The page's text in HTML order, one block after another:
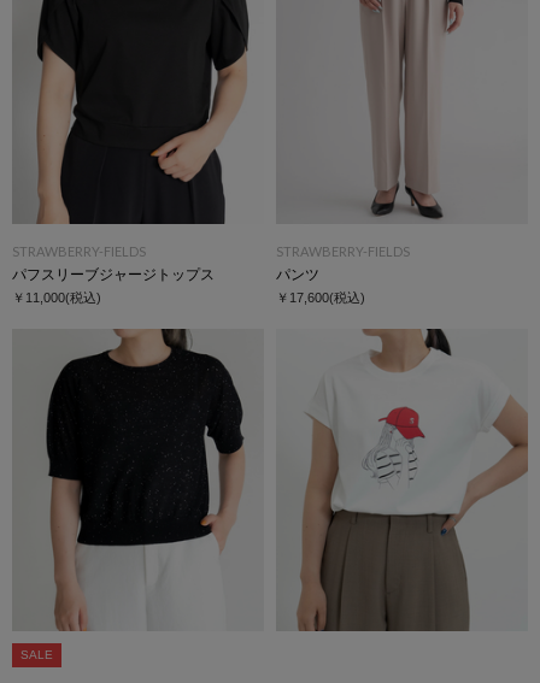
STRAWBERRY-FIELDS
パフスリーブジャージトップス
￥11,000(税込)
STRAWBERRY-FIELDS
パンツ
￥17,600(税込)
SALE